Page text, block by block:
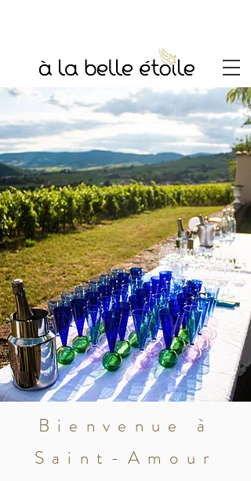
Bienvenue à
Saint-Amour